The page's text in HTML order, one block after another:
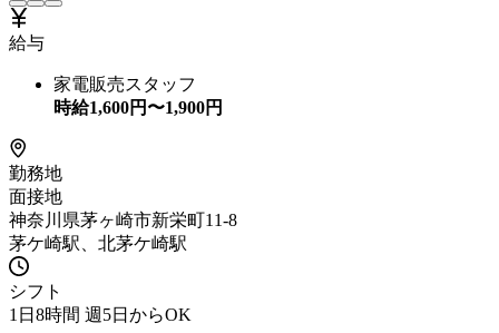
給与
家電販売スタッフ
時給1,600円〜1,900円
勤務地
面接地
神奈川県茅ヶ崎市新栄町11-8
茅ケ崎駅、北茅ケ崎駅
シフト
1日8時間 週5日からOK